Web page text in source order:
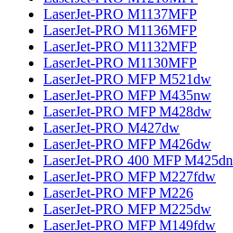
LaserJet-PRO M1137MFP
LaserJet-PRO M1136MFP
LaserJet-PRO M1132MFP
LaserJet-PRO M1130MFP
LaserJet-PRO MFP M521dw
LaserJet-PRO MFP M435nw
LaserJet-PRO MFP M428dw
LaserJet-PRO M427dw
LaserJet-PRO MFP M426dw
LaserJet-PRO 400 MFP M425dn
LaserJet-PRO MFP M227fdw
LaserJet-PRO MFP M226
LaserJet-PRO MFP M225dw
LaserJet-PRO MFP M149fdw